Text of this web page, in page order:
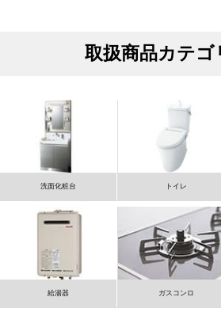
取扱商品カテゴ
洗面化粧台 トイレ
給湯器 ガスコンロ